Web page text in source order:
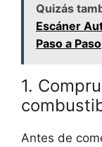
Quizás
Escáner
Paso a Paso
1.
Antes de